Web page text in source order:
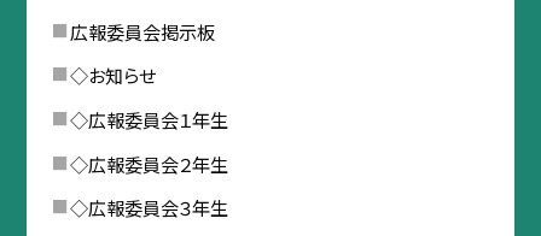
広報委員会掲示板
◇お知らせ
◇広報委員会１年生
◇広報委員会２年生
◇広報委員会３年生